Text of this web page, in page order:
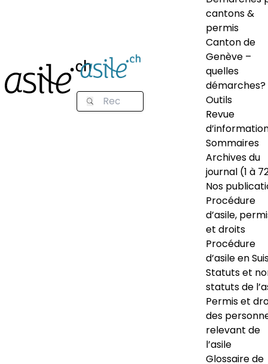
cantons &
permis
Canton de
Genève –
quelles
démarches?
Outils
Revue
Sommaires
Archives du
journal (1 à
Nos
Procédure
d’asile,
et droits
Procédure
d’asile en
Statuts et
statuts de
Permis et
des
relevant de
l’asile
Glossaire de